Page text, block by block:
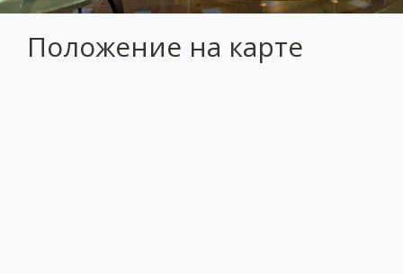
Положение на карте